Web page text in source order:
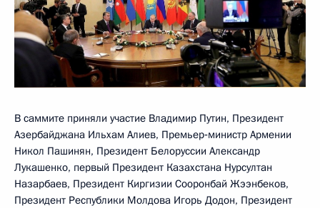
В саммите приняли участие Владимир Путин, Президент
Азербайджана Ильхам Алиев, Премьер‑министр Армении
Никол Пашинян, Президент Белоруссии Александр
Лукашенко, первый Президент Казахстана Нурсултан
Назарбаев, Президент Киргизии Сооронбай Жээнбеков,
Президент Республики Молдова Игорь Додон, Президент